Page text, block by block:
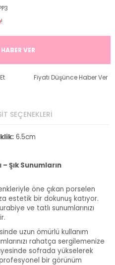
VER
Fiyatı Düşünce Haber Ver
SEÇENEKLERİ
6.5cm
Şık Sunumların
öne çıkan porselen
estetik bir dokunuş katıyor.
ve tatlı sunumlarınızı
uzun ömürlü kullanım
rahatça sergilemenize
sofrada yükselerek
bir görünüm